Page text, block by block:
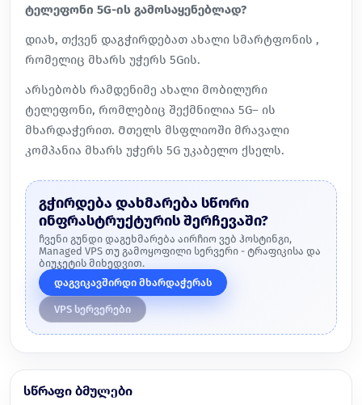
ტელეფონი 5G-ის გამოსაყენებლად?
დიახ, თქვენ დაგჭირდებათ ახალი სმარტფონის ,
რომელიც მხარს უჭერს 5Gის.
არსებობს რამდენიმე ახალი მობილური
ტელეფონი, რომლებიც შექმნილია 5G– ის
მხარდაჭერით. Მთელს მსფლიოში მრავალი
კომპანია მხარს უჭერს 5G უკაბელო ქსელს.
გჭირდება დახმარება სწორი
ინფრასტრუქტურის შერჩევაში?
ჩვენი გუნდი დაგეხმარება აირჩიო ვებ ჰოსტინგი,
Managed VPS თუ გამოყოფილი სერვერი - ტრაფიკისა და
ბიუჯეტის მიხედვით.
დაგვიკავშირდი მხარდაჭერას
VPS სერვერები
სწრაფი ბმულები